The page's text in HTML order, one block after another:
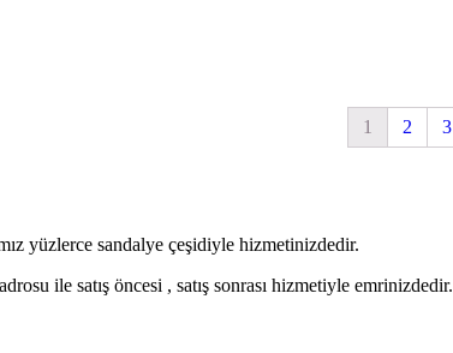
1 2 3
yüzlerce sandalye çeşidiyle hizmetinizdedir.
ile satış öncesi , satış sonrası hizmetiyle emrinizdedir.